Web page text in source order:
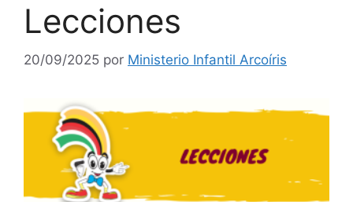
Lecciones
20/09/2025 por Ministerio Infantil Arcoíris